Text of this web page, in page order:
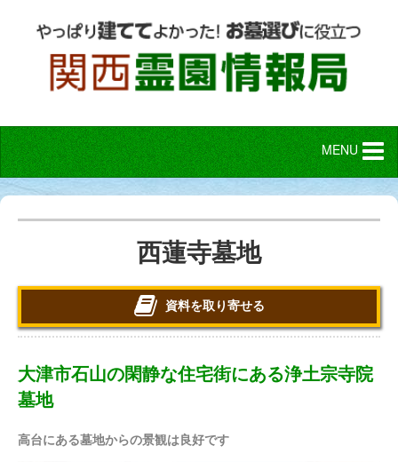
MENU
西蓮寺墓地
資料を取り寄せる
大津市石山の閑静な住宅街にある浄土宗寺院
墓地
高台にある墓地からの景観は良好です